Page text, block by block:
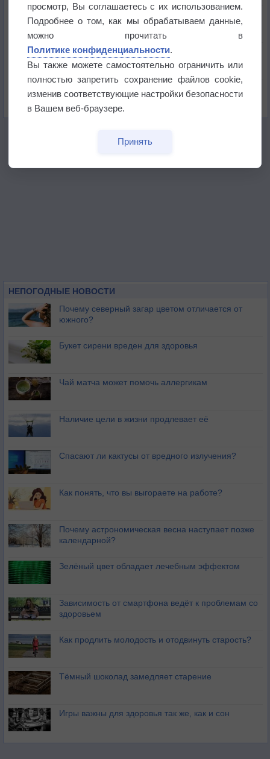
Атмосфера начала замерзать
В Приморье обнаружены морские волны тепла
бабочек
НЕПОГОДНЫЕ НОВОСТИ
Почему северный загар цветом отличается от
южного?
Букет сирени вреден для здоровья
Чай матча может помочь аллергикам
Наличие цели в жизни продлевает её
Спасают ли кактусы от вредного излучения?
Как понять, что вы выгораете на работе?
Почему астрономическая весна наступает позже
календарной?
Зелёный цвет обладает лечебным эффектом
Зависимость от смартфона ведёт к проблемам со
здоровьем
Как продлить молодость и отодвинуть старость?
Тёмный шоколад замедляет старение
Игры важны для здоровья так же, как и сон
просмотр, Вы соглашаетесь с их использованием.
Подробнее о том, как мы обрабатываем данные,
можно прочитать в
Политике конфиденциальности.
Вы также можете самостоятельно ограничить или
полностью запретить сохранение файлов cookie,
изменив соответствующие настройки безопасности
в Вашем веб-браузере.
Принять